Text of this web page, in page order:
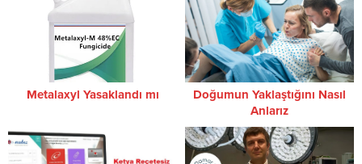
Metalaxyl Yasaklandı mı
Doğumun Yaklaştığını Nasıl
Anlarız